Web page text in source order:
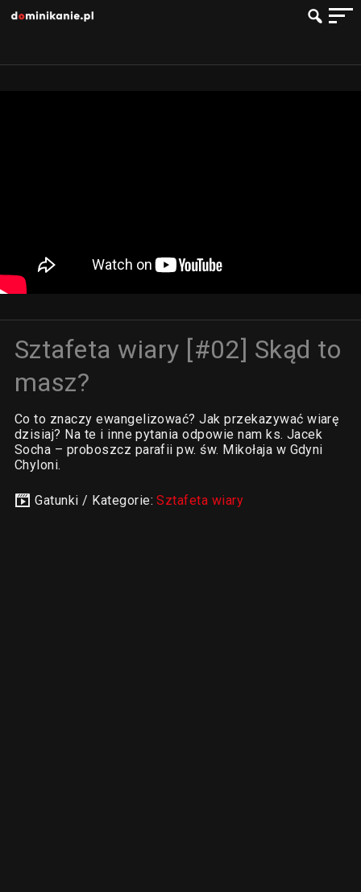
Sztafeta wiary [#02] Skąd to
masz?
Co to znaczy ewangelizować? Jak przekazywać wiarę
dzisiaj? Na te i inne pytania odpowie nam ks. Jacek
Socha – proboszcz parafii pw. św. Mikołaja w Gdyni
Chyloni.
Gatunki / Kategorie:Sztafeta wiary